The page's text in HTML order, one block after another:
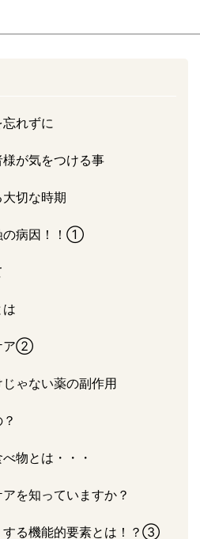
れずに
が気をつける事
切な時期
の病因！！①
ア②
ゃない薬の副作用
物とは・・・
を知っていますか？
する機能的要素とは！？③